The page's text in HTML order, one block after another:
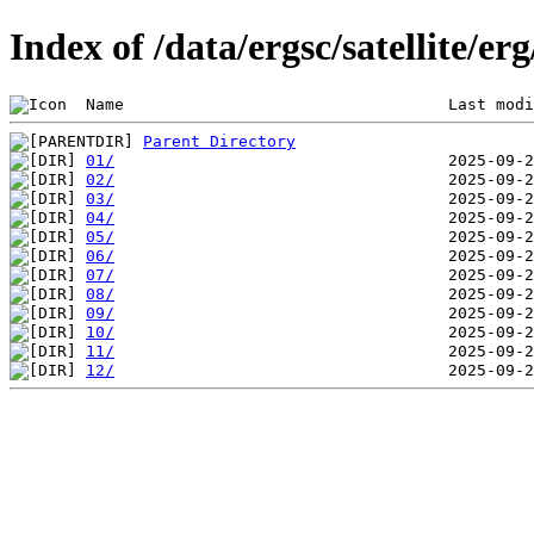
Index of /data/ergsc/satellite/
Name                                  Last
Parent Directory
01/
02/
03/
04/
05/
06/
07/
08/
09/
10/
11/
12/